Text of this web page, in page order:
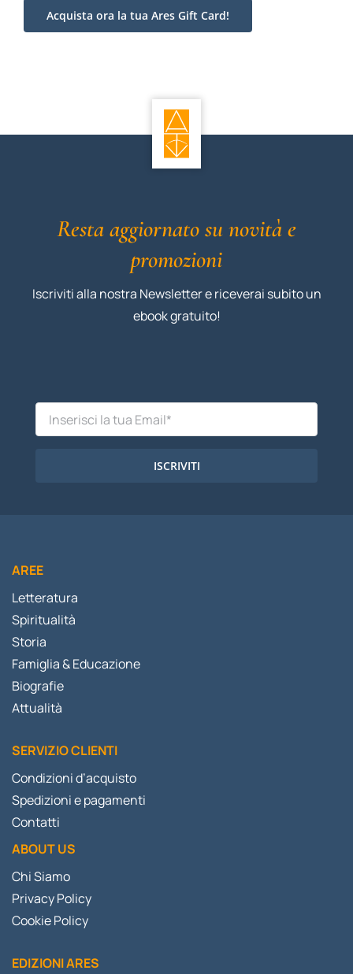
Acquista ora la tua Ares Gift Card!
Resta aggiornato su novità e
promozioni
Iscriviti alla nostra Newsletter e riceverai subito un
ebook gratuito!
ISCRIVITI
AREE
Letteratura
Spiritualità
Storia
Famiglia & Educazione
Biografie
Attualità
SERVIZIO CLIENTI
Condizioni d’acquisto
Spedizioni e pagamenti
Contatti
ABOUT US
Chi Siamo
Privacy Policy
Cookie Policy
EDIZIONI ARES